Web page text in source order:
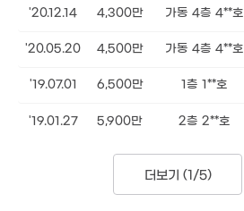
'20.12.14 4,300만 가동 4층 4**호
'20.05.20 4,500만 가동 4층 4**호
'19.07.01 6,500만 1층 1**호
'19.01.27 5,900만 2층 2**호
더보기 (1/5)